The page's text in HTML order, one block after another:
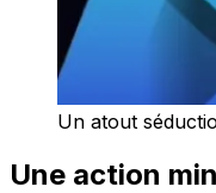
Un atout
Une action